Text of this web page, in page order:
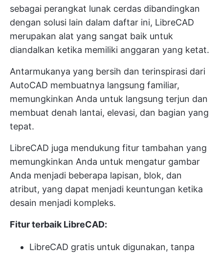
sebagai perangkat lunak cerdas dibandingkan
dengan solusi lain dalam daftar ini, LibreCAD
merupakan alat yang sangat baik untuk
diandalkan ketika memiliki anggaran yang ketat.
Antarmukanya yang bersih dan terinspirasi dari
AutoCAD membuatnya langsung familiar,
memungkinkan Anda untuk langsung terjun dan
membuat denah lantai, elevasi, dan bagian yang
tepat.
LibreCAD juga mendukung fitur tambahan yang
memungkinkan Anda untuk mengatur gambar
Anda menjadi beberapa lapisan, blok, dan
atribut, yang dapat menjadi keuntungan ketika
desain menjadi kompleks.
Fitur terbaik LibreCAD:
LibreCAD gratis untuk digunakan, tanpa